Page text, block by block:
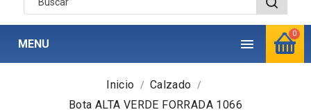
0

MENU
Inicio
Calzado
Bota ALTA VERDE FORRADA 1066